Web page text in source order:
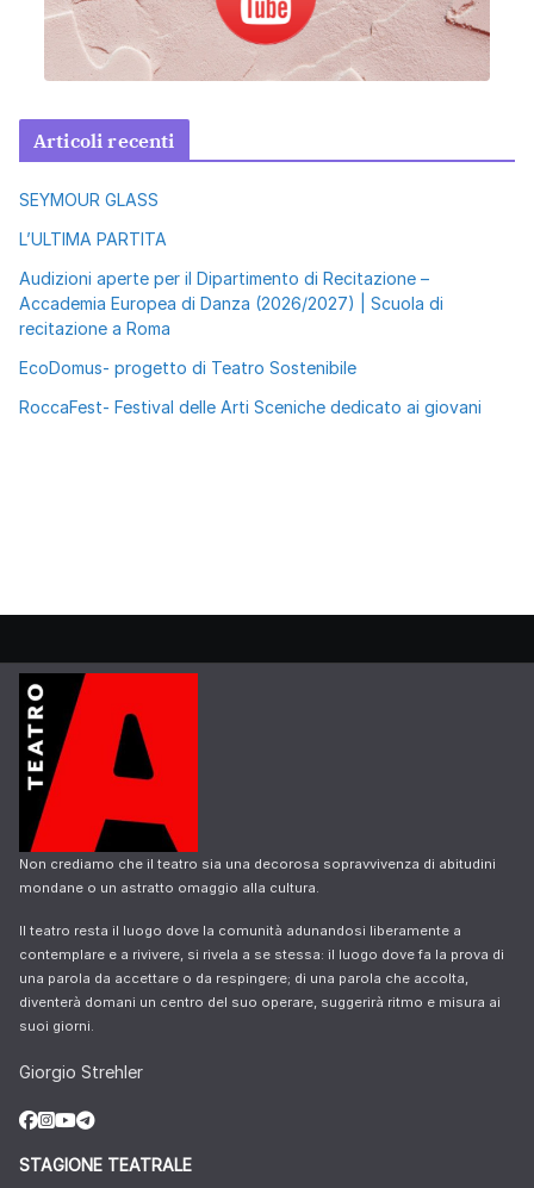
Articoli recenti
SEYMOUR GLASS
L’ULTIMA PARTITA
Audizioni aperte per il Dipartimento di Recitazione –
Accademia Europea di Danza (2026/2027) | Scuola di
recitazione a Roma
EcoDomus- progetto di Teatro Sostenibile
RoccaFest- Festival delle Arti Sceniche dedicato ai giovani
Non crediamo che il teatro sia una decorosa sopravvivenza di abitudini
mondane o un astratto omaggio alla cultura.
Il teatro resta il luogo dove la comunità adunandosi liberamente a
contemplare e a rivivere, si rivela a se stessa: il luogo dove fa la prova di
una parola da accettare o da respingere; di una parola che accolta,
diventerà domani un centro del suo operare, suggerirà ritmo e misura ai
suoi giorni.
Giorgio Strehler
STAGIONE TEATRALE